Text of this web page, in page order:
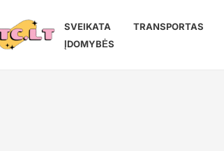
prie
turinio
SVEIKATA TRANSPORTAS
ĮDOMYBĖS